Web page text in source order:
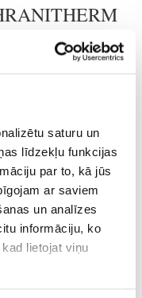
saturu un
līdzekļu funkcijas
par to, kā jūs
ar saviem
un analīzes
informāciju, ko
lietojat viņu